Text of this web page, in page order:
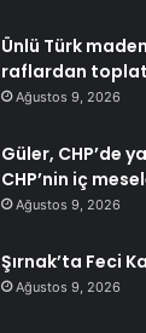
Ünlü Türk
raflardan
Ağustos 9, 2026
Güler, CHP’de
CHP’nin iç
Ağustos 9, 2026
Şırnak’ta Feci
Ağustos 9, 2026